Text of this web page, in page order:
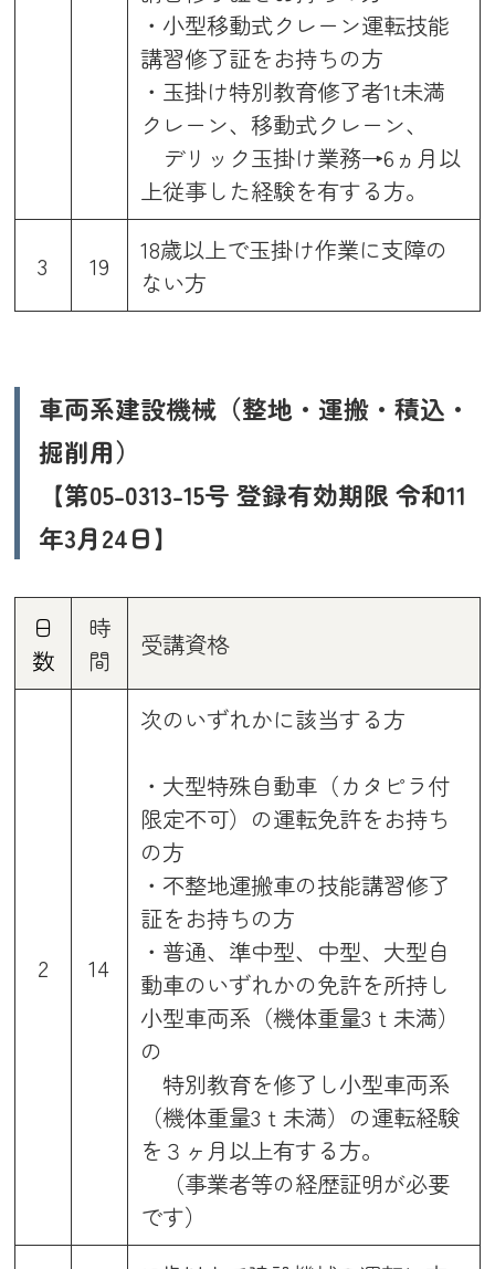
・小型移動式クレーン運転技能
講習修了証をお持ちの方
・玉掛け特別教育修了者1t未満
クレーン、移動式クレーン、
デリック玉掛け業務→6ヵ月以
上従事した経験を有する方。
3 19
18歳以上で玉掛け作業に支障の
ない方
車両系建設機械（整地・運搬・積込・
掘削用）
【第05-0313-15号 登録有効期限 令和11
年3月24日】
日
数
時
間
受講資格
2 14
次のいずれかに該当する方
・大型特殊自動車（カタピラ付
限定不可）の運転免許をお持ち
の方
・不整地運搬車の技能講習修了
証をお持ちの方
・普通、準中型、中型、大型自
動車のいずれかの免許を所持し
小型車両系（機体重量3ｔ未満）
の
特別教育を修了し小型車両系
（機体重量3ｔ未満）の運転経験
を３ヶ月以上有する方。
（事業者等の経歴証明が必要
です）